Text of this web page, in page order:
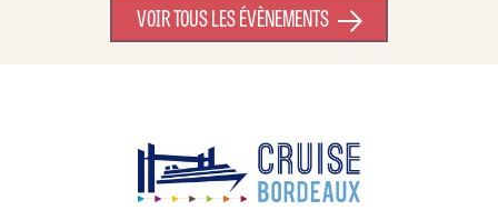
VOIR TOUS LES ÉVÈNEMENTS